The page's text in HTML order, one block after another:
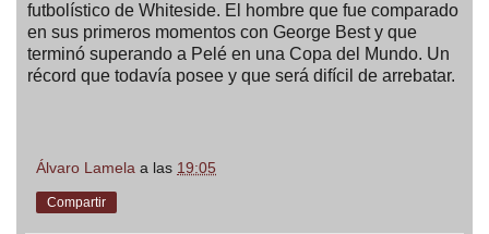
futbolístico de Whiteside. El hombre que fue comparado
en sus primeros momentos con George Best y que
terminó superando a Pelé en una Copa del Mundo. Un
récord que todavía posee y que será difícil de arrebatar.
Álvaro Lamela a las 19:05
Compartir